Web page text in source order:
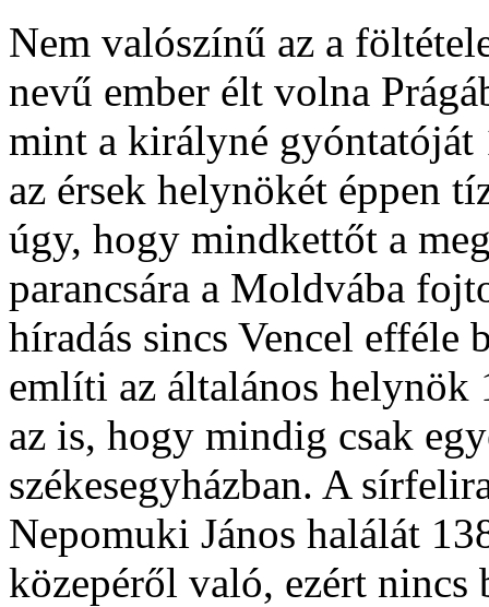
Nem valószínű az a
nevű ember élt volna
mint a királyné gyóntatóját
az érsek helynökét éppen
úgy, hogy mindkettőt a
parancsára a Moldvába
híradás sincs Vencel efféle
említi az általános
az is, hogy mindig csak
székesegyházban. A
Nepomuki János halálát
közepéről való, ezért nincs